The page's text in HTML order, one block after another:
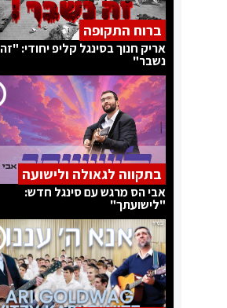
ברוח התקופה
אריק חנוך בסינגל קליפ יחודי: "זה
נשבר"
בתקווה לגאולה ולישועה
אבי הס מרגש עם סינגל חדש:
"לישועתך"